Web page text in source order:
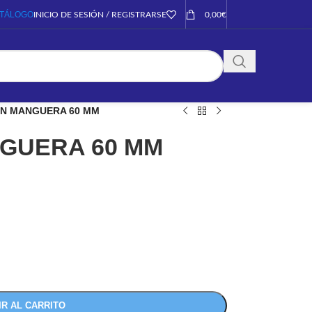
INICIO DE SESIÓN / REGISTRARSE 0,00€
MANGUERA 60 MM
60 MM
AL CARRITO